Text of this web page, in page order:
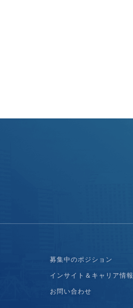
募集中のポジション
インサイト＆キャリア情報
お問い合わせ